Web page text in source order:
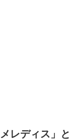
レディス」と